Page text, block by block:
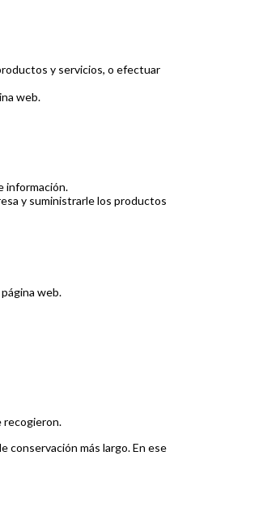
y servicios, o efectuar
web.
información.
y suministrarle los productos
web.
recogieron.
conservación más largo. En ese